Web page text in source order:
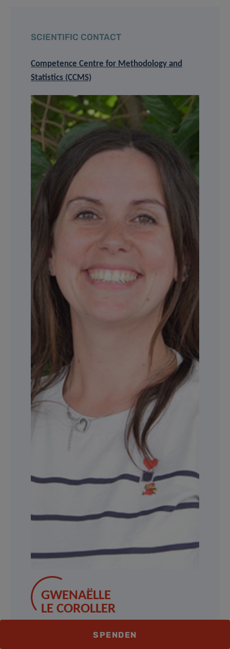
SCIENTIFIC CONTACT
Competence Centre for Methodology and
Statistics (CCMS)
GWENAËLLE
LE COROLLER
SPENDEN